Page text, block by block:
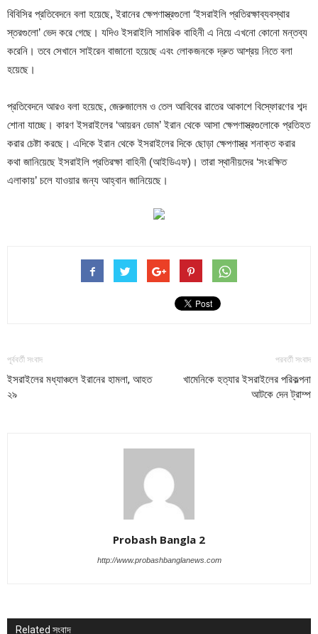
বিবিসির প্রতিবেদনে বলা হয়েছে, ইরানের ক্ষেপণাস্ত্রগুলো ‘ইসরাইলি প্রতিরক্ষাব্যবস্থার
স্তরগুলো’ ভেদ করে গেছে। যদিও ইসরাইলি সামরিক বাহিনী এ নিয়ে এখনো কোনো মন্তব্য
করেনি। তবে সেখানে সাইরেন বাজানো হয়েছে এবং লোকজনকে দ্রুত আশ্রয় নিতে বলা
হয়েছে।
প্রতিবেদনে আরও বলা হয়েছে, জেরুজালেম ও তেল আবিবের রাতের আকাশে বিস্ফোরণের শব্দ
শোনা যাচ্ছে। কারণ ইসরাইলের ‘আয়রন ডোম’ ইরান থেকে আসা ক্ষেপণাস্ত্রগুলোকে প্রতিহত
করার চেষ্টা করছে। এদিকে ইরান থেকে ইসরাইলের দিকে ছোড়া ক্ষেপণাস্ত্র শনাক্ত করার
কথা জানিয়েছে ইসরাইলি প্রতিরক্ষা বাহিনী (আইডিএফ)। তারা স্থানীয়দের ‘সংরক্ষিত
এলাকায়’ চলে যাওয়ার জন্য আহ্বান জানিয়েছে।
পূর্ববর্তী সংবাদ
ইসরাইলের মধ্যাঞ্চলে ইরানের হামলা, আহত
২৯
পরবর্তী সংবাদ
খামেনিকে হত্যার ইসরাইলের পরিকল্পনা
আটকে দেন ট্রাম্প
Probash Bangla 2
http://www.probashbanglanews.com
Related সংবাদ